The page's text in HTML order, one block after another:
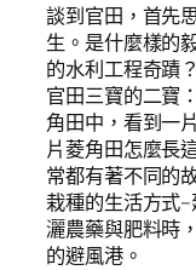
談到官田，首先
生。是什麼樣的
的水利工程奇蹟
官田三寶的二寶
角田中，看到一
片菱角田怎麼長
常都有著不同的
栽種的生活方式
灑農藥與肥料時
的避風港。